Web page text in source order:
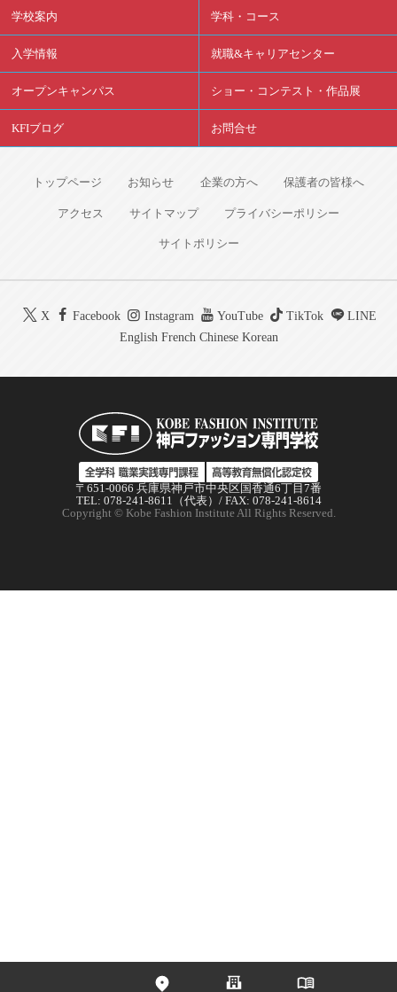
学校案内 学科・コース
入学情報 就職&キャリアセンター
オープンキャンパス ショー・コンテスト・作品展
KFIブログ お問合せ
トップページ お知らせ 企業の方へ 保護者の皆様へ
アクセス サイトマップ プライバシーポリシー
サイトポリシー
X Facebook Instagram YouTube TikTok
LINE
English French Chinese Korean
〒651-0066 兵庫県神戸市中央区国香通6丁目7番
TEL: 078-241-8611（代表）/ FAX: 078-241-8614
Copyright © Kobe Fashion Institute All Rights Reserved.